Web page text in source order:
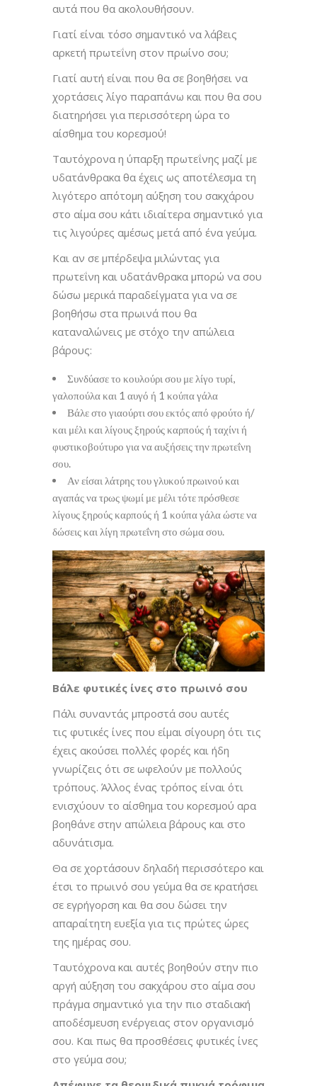
αυτά που θα ακολουθήσουν.
Γιατί είναι τόσο σημαντικό να λάβεις
αρκετή πρωτεΐνη στον πρωίνο σου;
Γιατί αυτή είναι που θα σε βοηθήσει να
χορτάσεις λίγο παραπάνω και που θα σου
διατηρήσει για περισσότερη ώρα το
αίσθημα του κορεσμού!
Ταυτόχρονα η ύπαρξη πρωτεΐνης μαζί με
υδατάνθρακα θα έχεις ως αποτέλεσμα τη
λιγότερο απότομη αύξηση του σακχάρου
στο αίμα σου κάτι ιδιαίτερα σημαντικό για
τις λιγούρες αμέσως μετά από ένα γεύμα.
Και αν σε μπέρδεψα μιλώντας για
πρωτεΐνη και υδατάνθρακα μπορώ να σου
δώσω μερικά παραδείγματα για να σε
βοηθήσω στα πρωινά που θα
καταναλώνεις με στόχο την απώλεια
βάρους:
Συνδύασε το κουλούρι σου με λίγο τυρί,
γαλοπούλα και 1 αυγό ή 1 κούπα γάλα
Βάλε στο γιαούρτι σου εκτός από φρούτο ή/
και μέλι και λίγους ξηρούς καρπούς ή ταχίνι ή
φυστικοβούτυρο για να αυξήσεις την πρωτεΐνη
σου.
Αν είσαι λάτρης του γλυκού πρωινού και
αγαπάς να τρως ψωμί με μέλι τότε πρόσθεσε
λίγους ξηρούς καρπούς ή 1 κούπα γάλα ώστε να
δώσεις και λίγη πρωτεΐνη στο σώμα σου.
Βάλε φυτικές ίνες στο πρωινό σου
Πάλι συναντάς μπροστά σου αυτές
τις φυτικές ίνες που είμαι σίγουρη ότι τις
έχεις ακούσει πολλές φορές και ήδη
γνωρίζεις ότι σε ωφελούν με πολλούς
τρόπους. Άλλος ένας τρόπος είναι ότι
ενισχύουν το αίσθημα του κορεσμού αρα
βοηθάνε στην απώλεια βάρους και στο
αδυνάτισμα.
Θα σε χορτάσουν δηλαδή περισσότερο και
έτσι το πρωινό σου γεύμα θα σε κρατήσει
σε εγρήγορση και θα σου δώσει την
απαραίτητη ευεξία για τις πρώτες ώρες
της ημέρας σου.
Ταυτόχρονα και αυτές βοηθούν στην πιο
αργή αύξηση του σακχάρου στο αίμα σου
πράγμα σημαντικό για την πιο σταδιακή
αποδέσμευση ενέργειας στον οργανισμό
σου. Και πως θα προσθέσεις φυτικές ίνες
στο γεύμα σου;